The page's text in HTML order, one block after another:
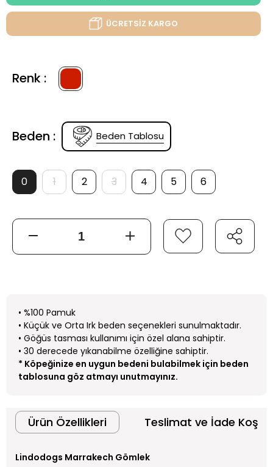
ÜCRETSİZ KARGO
Renk :
Beden : Beden Tablosu
0 1 2 3 4 5 6
• %100 Pamuk
• Küçük ve Orta Irk beden seçenekleri sunulmaktadır.
• Göğüs tasması kullanımı için özel alana sahiptir.
• 30 derecede yıkanabilme özelliğine sahiptir.
* Köpeğinize en uygun bedeni bulabilmek için beden
tablosuna göz atmayı unutmayınız.
Ürün Özellikleri Teslimat ve İade
Lindodogs Marrakech Gömlek